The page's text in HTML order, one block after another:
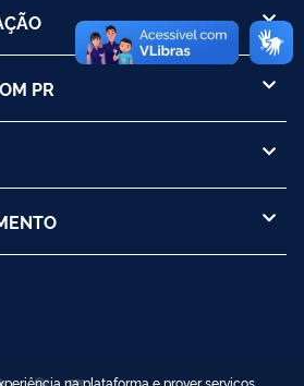
PR
na plataforma e prover serviços